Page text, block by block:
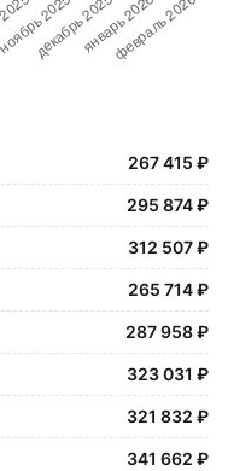
267 415 ₽
295 874 ₽
312 507 ₽
265 714 ₽
287 958 ₽
323 031 ₽
321 832 ₽
341 662 ₽